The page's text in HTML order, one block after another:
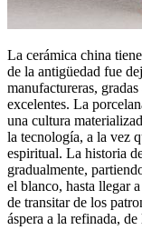
La cerámica china
de la antigüedad fue
manufactureras,
excelentes. La
una cultura
la tecnología, a la vez
espiritual. La historia
gradualmente,
el blanco, hasta llegar
de transitar de los
áspera a la refinada,